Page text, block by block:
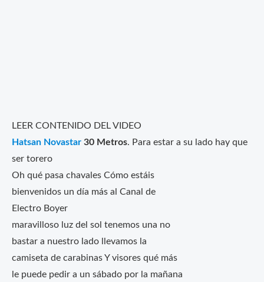
LEER CONTENIDO DEL VIDEO
Hatsan Novastar 30 Metros. Para estar a su lado hay que
ser torero
Oh qué pasa chavales Cómo estáis
bienvenidos un día más al Canal de
Electro Boyer
maravilloso luz del sol tenemos una no
bastar a nuestro lado llevamos la
camiseta de carabinas Y visores qué más
le puede pedir a un sábado por la mañana